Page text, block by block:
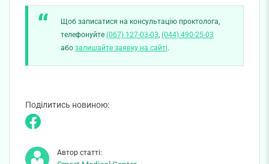
Щоб записатися на консультацію проктолога,
телефонуйте (067) 127-03-03 (044) 490-25-03
або залишайте заявку на сайті.
Поділитись новиною:
Автор статті: